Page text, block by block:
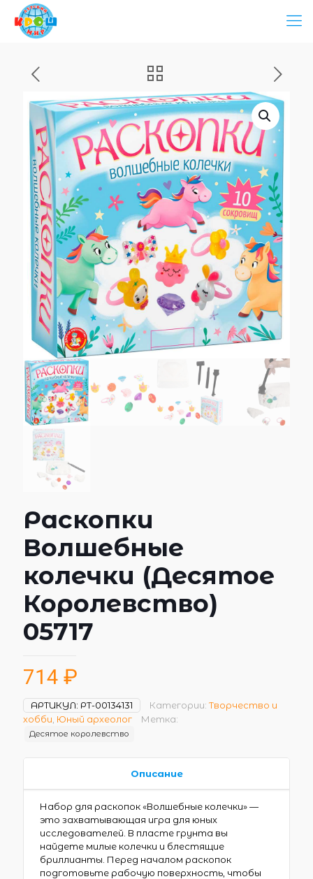
Раскопки
Волшебные
колечки (Десятое
Королевство)
05717
714 ₽
АРТИКУЛ: РТ-00134131 Категории: Творчество и
хобби Юный археолог Метка:
Десятое королевство
Описание
Набор для раскопок «Волшебные колечки» —
это захватывающая игра для юных
исследователей. В пласте грунта вы
найдете милые колечки и блестящие
бриллианты. Перед началом раскопок
подготовьте рабочую поверхность, чтобы